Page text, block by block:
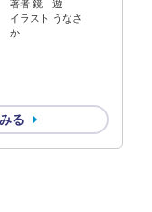
著者 鏡 遊
イラスト うなさ
か
る